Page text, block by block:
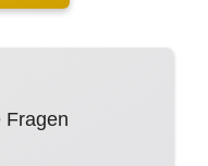
Fragen